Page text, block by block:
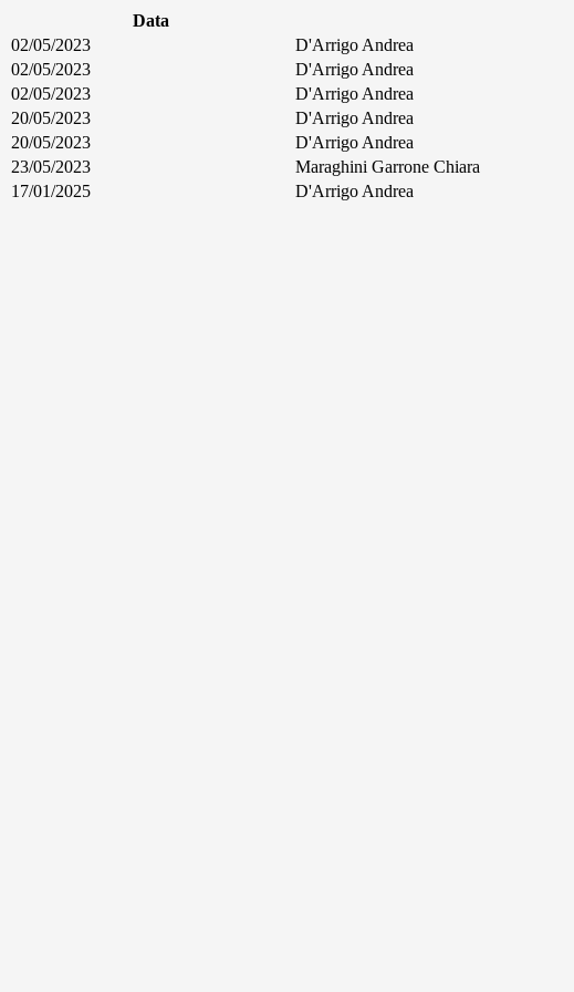
Data
02/05/2023
D'Arrigo Andrea
02/05/2023
D'Arrigo Andrea
02/05/2023
D'Arrigo Andrea
20/05/2023
D'Arrigo Andrea
20/05/2023
D'Arrigo Andrea
23/05/2023
Maraghini Garrone Chiara
17/01/2025
D'Arrigo Andrea